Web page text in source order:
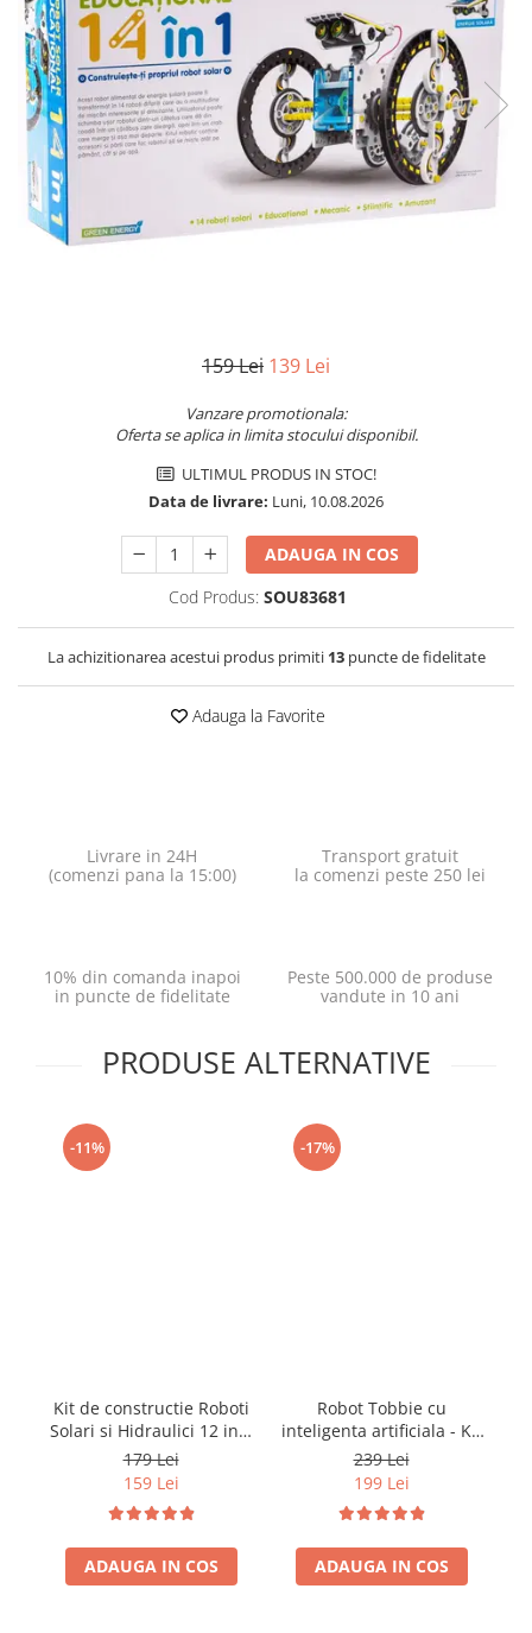
Jocuri pentru o persoana
Jocuri pentru 2 persoane
Game cunoscute
Alias
Carcassonne
Catan
Cluedo
Dixit
Jocuri de societate in limba
Vezi toate jocurile de societate
Vezi toate produsele STEM
159 Lei 139 Lei
Vanzare promotionala:
Oferta se aplica in limita stocului disponibil.
ULTIMUL PRODUS IN STOC!
Data de livrare: Luni, 10.08.2026
ADAUGA IN COS
Cod Produs: SOU83681
La achizitionarea acestui produs primiti 13puncte de fidelitate
Adauga la Favorite
Livrare in 24H
(comenzi pana la 15:00)
Transport gratuit
la comenzi peste 250 lei
10% din comanda inapoi
in puncte de fidelitate
Peste 500.000 de produse
vandute in 10 ani
PRODUSE ALTERNATIVE
-11%
Kit de constructie Roboti
Solari si Hidraulici 12 in 1
(RO)
179 Lei
159 Lei
ADAUGA IN COS
-17%
Robot Tobbie cu
inteligenta artificiala - Kit
de constructie (RO)
239 Lei
199 Lei
ADAUGA IN COS